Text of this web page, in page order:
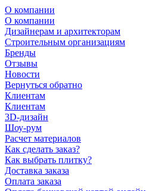
О компании
О компании
Дизайнерам и архитекторам
Строительным организациям
Бренды
Отзывы
Новости
Вернуться обратно
Клиентам
Клиентам
3D-дизайн
Шоу-рум
Расчет материалов
Как сделать заказ?
Как выбрать плитку?
Доставка заказа
Оплата заказа